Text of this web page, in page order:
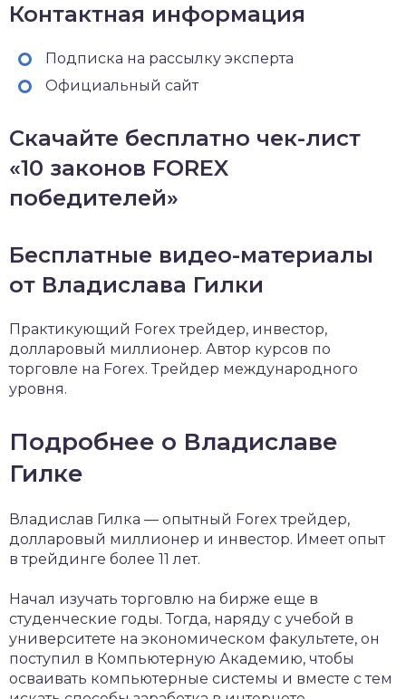
Контактная информация
Подписка на рассылку эксперта
Официальный сайт
Скачайте бесплатно чек-лист
«10 законов FOREX
победителей»
Бесплатные видео-материалы
от Владислава Гилки
Практикующий Forex трейдер, инвестор,
долларовый миллионер. Автор курсов по
торговле на Forex. Трейдер международного
уровня.
Подробнее о Владиславе
Гилке
Владислав Гилка — опытный Forex трейдер,
долларовый миллионер и инвестор. Имеет опыт
в трейдинге более 11 лет.
Начал изучать торговлю на бирже еще в
студенческие годы. Тогда, наряду с учебой в
университете на экономическом факультете, он
поступил в Компьютерную Академию, чтобы
осваивать компьютерные системы и вместе с тем